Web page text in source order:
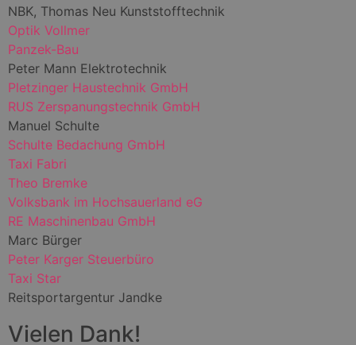
NBK, Thomas Neu Kunststofftechnik
Optik Vollmer
Panzek-Bau
Peter Mann Elektrotechnik
Pletzinger Haustechnik GmbH
RUS Zerspanungstechnik GmbH
Manuel Schulte
Schulte Bedachung GmbH
Taxi Fabri
Theo Bremke
Volksbank im Hochsauerland eG
RE Maschinenbau GmbH
Marc Bürger
Peter Karger Steuerbüro
Taxi Star
Reitsportargentur Jandke
Vielen Dank!